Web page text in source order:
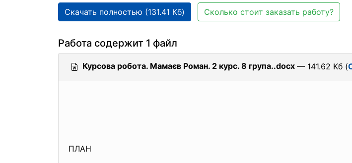
Скачать полностью (131.41 Кб) Сколько стоит заказать работу?
Работа содержит 1 файл
Курсова робота. Мамаєв Роман. 2 курс. 8 група..docx — 141.62 Кб (
ПЛАН